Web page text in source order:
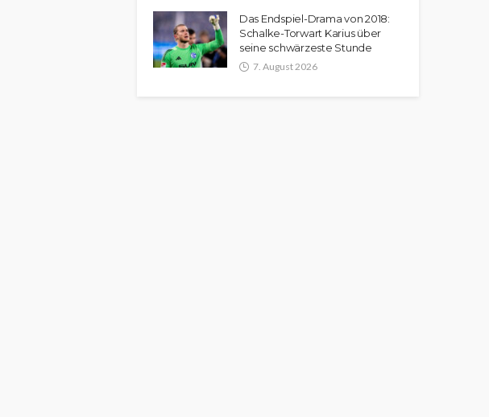
Das Endspiel-Drama von 2018:
Schalke-Torwart Karius über
seine schwärzeste Stunde
7. August 2026